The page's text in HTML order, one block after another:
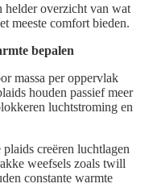
helder overzicht van wat
meeste comfort bieden.
bepalen
massa per oppervlak
houden passief meer
luchtstroming en
creëren luchtlagen
weefsels zoals twill
constante warmte